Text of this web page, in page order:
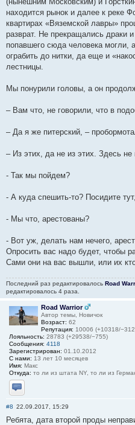
находится рынок и далее к реке
квартирах «Вяземской лавры»
разврат. Не прекращались драки
попавшего сюда человека могли,
ограбить до нитки, да еще и
лестницы.
Мы понурили головы, а он
– Вам что, не говорили, что в
– Да я же питерский, –
– Из этих, да не из этих. Здесь не
- Так мы пойдем?
- А куда спешить-то? Посидите
- Мы что, арестованы?
- Вот уж, делать нам нечего,
Опросить вас надо будет, чтобы
Сами они на вас вышли, или их
Последний раз редактировалось Road
редактировалось 4 раза.
Road Warrior
Автор темы, Новичок
Возраст: 62
Репутация: 10006 (+10318/
Лояльность: 28783 (+29538/−755)
Сообщения: 4118
Зарегистрирован: 01.10.2012
С нами: 13 лет 10 месяцев
Имя: Макс
Откуда: то ли из штата NY, то ли из
Отправить личное сообщение
#8 22.09.2017, 15:29
Ребята, дата второй проды